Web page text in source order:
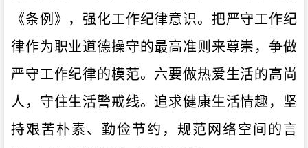
《条例》，强化工作纪律意识。把严守工作纪
律作为职业道德操守的最高准则来尊崇，争做
严守工作纪律的模范。六要做热爱生活的高尚
人，守住生活警戒线。追求健康生活情趣，坚
持艰苦朴素、勤俭节约，规范网络空间的言